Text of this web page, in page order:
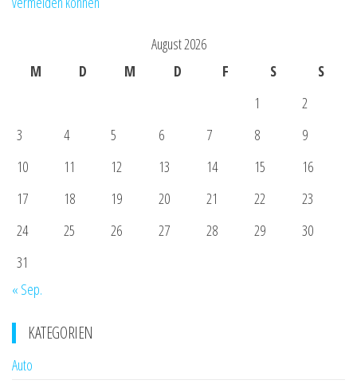
August 2026
M
D M D F S
S
1
2
3
4 5 6 7 8
9
10
11 12 13 14 15
16
17
18 19 20 21 22
23
24
25 26 27 28 29
30
31
« Sep.
KATEGORIEN
Auto